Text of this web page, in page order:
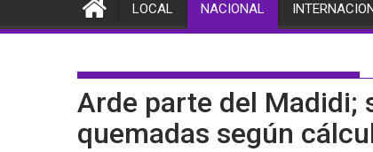
LOCAL NACIONAL
Arde parte del Madidi;
quemadas según